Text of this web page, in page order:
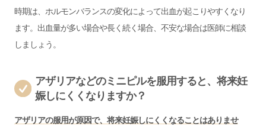
時期は、ホルモンバランスの変化によって出血が起こりやすくなり
ます。出血量が多い場合や長く続く場合、不安な場合は医師に相談
しましょう。
アザリアなどのミニピルを服用すると、将来妊
娠しにくくなりますか？
アザリアの服用が原因で、将来妊娠しにくくなることはありませ